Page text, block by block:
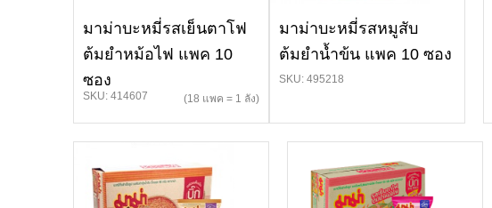
มาม่าบะหมี่รสเย็นตาโฟ
ต้มยำหม้อไฟ แพค 10
ซอง
SKU: 414607 (18 แพค = 1 ลัง)
มาม่าบะหมี่รสหมูสับ
ต้มยำน้ำข้น แพค 10 ซอง
SKU: 495218